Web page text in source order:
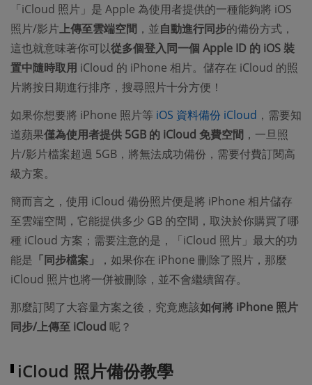
「iCloud 照片」是 Apple 為使用者提供的一種能夠將 iOS
照片/影片上傳至雲端空間 ，並自動進行同步的備份方式，
這也就意味著你可以從多個登入同一個 Apple ID 的 iOS 裝
置中隨時取用 iCloud 的 iPhone 相片。儲存在 iCloud 的照
片將按日期進行排序，搜尋照片十分方便！
如果你想要將 iPhone 照片等 iOS 資料備份 iCloud ，需要知
道蘋果僅為使用者提供 5GB 的 iCloud 免費空間 ，一旦照
片/影片檔案超過 5GB，將無法成功備份，需要付費訂閱高
級方案。
簡而言之，使用 iCloud 備份照片便是將 iPhone 相片儲存
至雲端空間，它能提供多少 GB 的空間，取決於你購買了哪
種 iCloud 方案；需要注意的是，「iCloud 照片」最大的功
能是 「同步檔案」
，如果你在 iPhone 刪除了照片，那麼
iCloud 照片也將一併被刪除，並不會繼續留存。
那麼訂閱了大容量方案之後，究竟應該如何將 iPhone 照片
同步/上傳至 iCloud 呢？
iCloud 照片備份教學